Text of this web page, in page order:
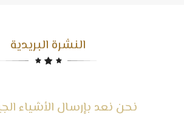
النشرة البريدية
نحن نعد بإرسال الأشياء